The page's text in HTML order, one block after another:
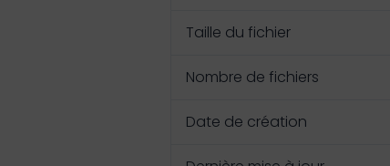
Taille du fichier
Nombre de fichiers
Date de création